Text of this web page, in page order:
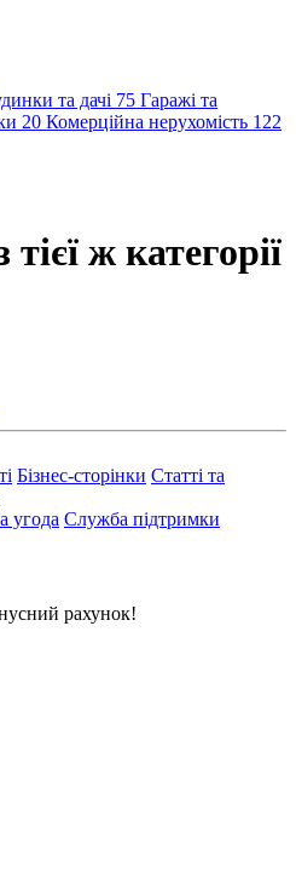
та дачі 75 Гаражі та
20 Комерційна нерухомість 122
ж категорії
Бізнес-сторінки Статті та
угода Служба підтримки
рахунок!